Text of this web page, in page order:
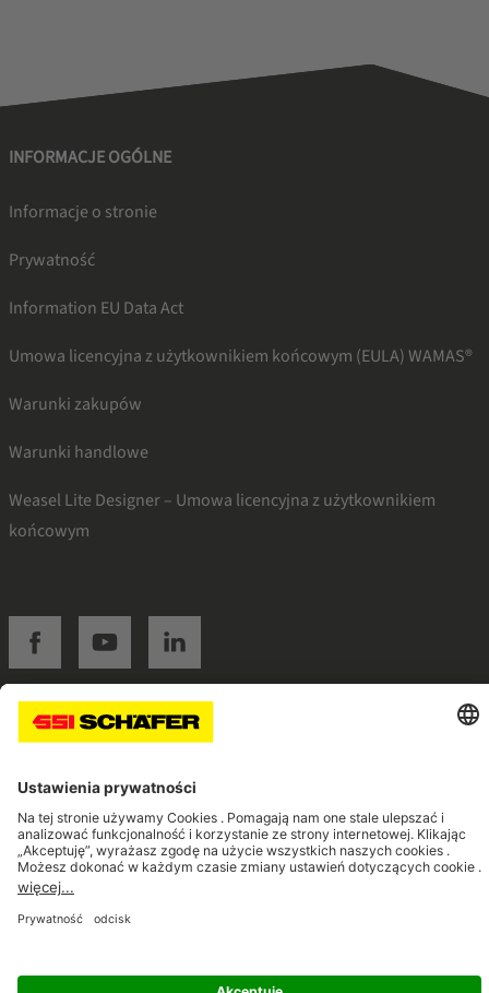
INFORMACJE OGÓLNE
Informacje o stronie
Prywatność
Information EU Data Act
Umowa licencyjna z użytkownikiem końcowym (EULA) WAMAS®
Warunki zakupów
Warunki handlowe
Weasel Lite Designer – Umowa licencyjna z użytkownikiem
końcowym
SSI facebookSSI youtubeSSI linkedin
Navigate to home page
© 2026